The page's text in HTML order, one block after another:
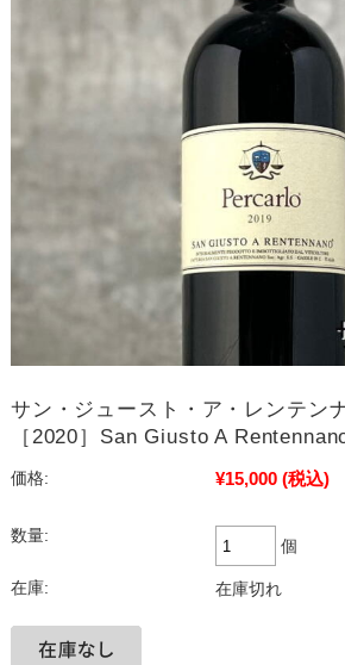
サン・ジュースト・ア・レンテン
［2020］San Giusto A
価格: ¥15,000 (税込)
数量:
個
在庫: 在庫切れ